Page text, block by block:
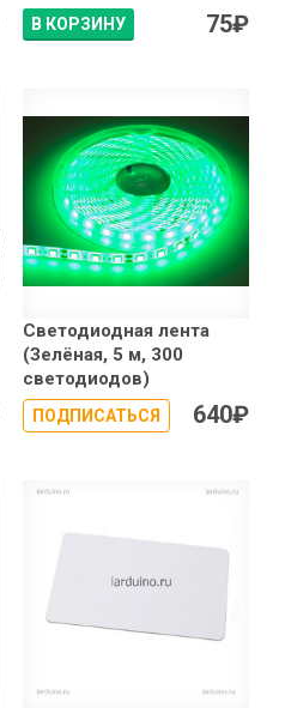
В КОРЗИНУ 75₽
Светодиодная лента
(Зелёная, 5 м, 300
светодиодов)
ПОДПИСАТЬСЯ 640₽